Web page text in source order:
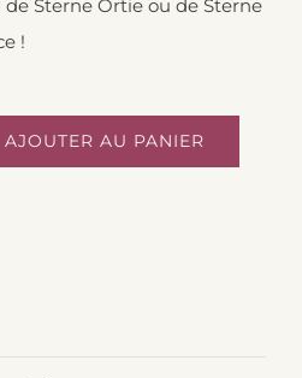
de Sterne Ortie ou de Sterne
!
AJOUTER AU PANIER